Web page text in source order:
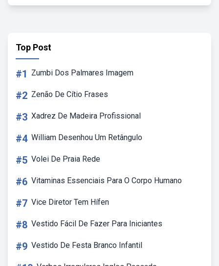
Top Post
#1 Zumbi Dos Palmares Imagem
#2 Zenão De Cítio Frases
#3 Xadrez De Madeira Profissional
#4 William Desenhou Um Retângulo
#5 Volei De Praia Rede
#6 Vitaminas Essenciais Para O Corpo Humano
#7 Vice Diretor Tem Hífen
#8 Vestido Fácil De Fazer Para Iniciantes
#9 Vestido De Festa Branco Infantil